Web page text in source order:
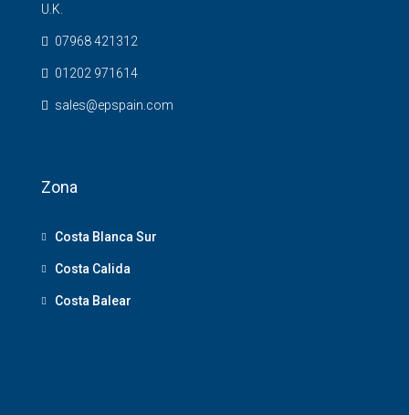
U.K.
07968 421312
01202 971614
sales@epspain.com
Zona
Costa Blanca Sur
Costa Calida
Costa Balear